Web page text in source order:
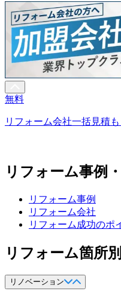
無料
リフォーム会社一括見積
リフォーム事例
リフォーム事例
リフォーム会社
リフォーム成功のポ
リフォーム箇所
リノベーション